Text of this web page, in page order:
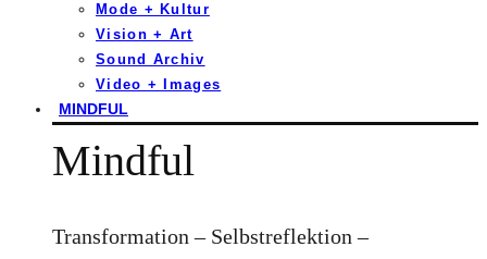
Mode + Kultur
Vision + Art
Sound Archiv
Video + Images
MINDFUL
Mindful
Transformation – Selbstreflektion –